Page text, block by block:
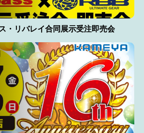
・リバレイ合同展示受注即売会